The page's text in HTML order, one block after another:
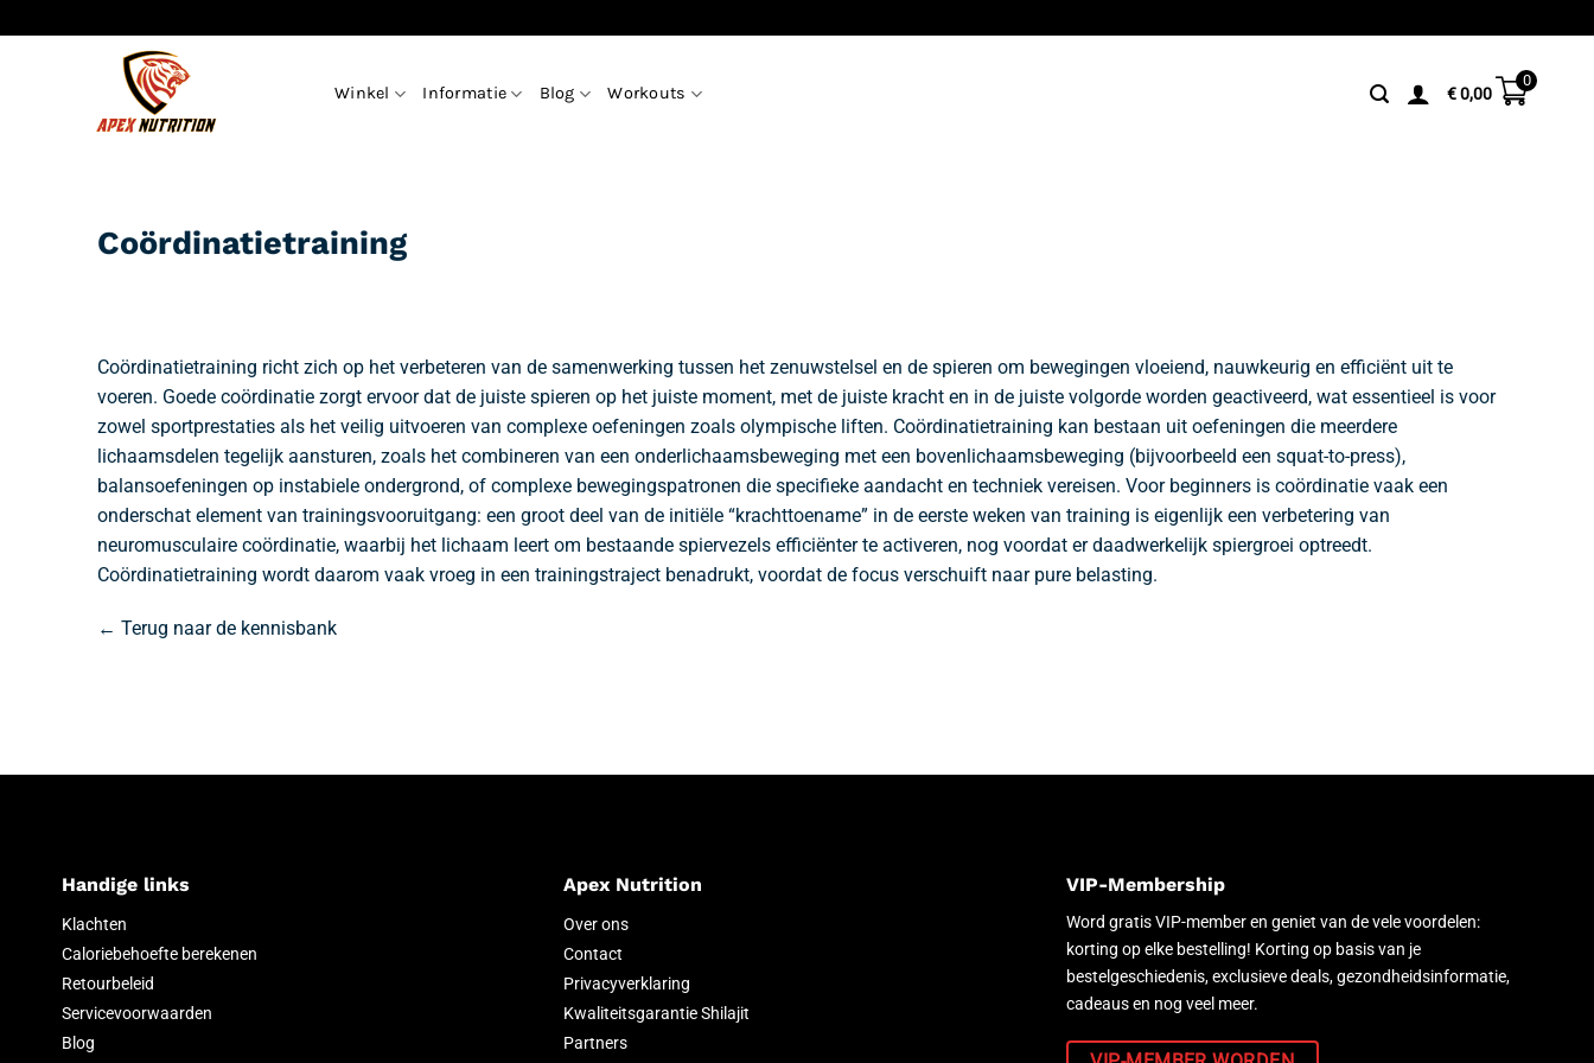
naar
Winkel Informatie Blog Workouts €0,00
0
Coördinatietraining
Coördinatietraining richt zich op het verbeteren van de samenwerking tussen het zenuwstelsel en de spieren om bewegingen vloeiend, nauwkeurig en efficiënt uit te
voeren. Goede coördinatie zorgt ervoor dat de juiste spieren op het juiste moment, met de juiste kracht en in de juiste volgorde worden geactiveerd, wat essentieel is voor
zowel sportprestaties als het veilig uitvoeren van complexe oefeningen zoals olympische liften. Coördinatietraining kan bestaan uit oefeningen die meerdere
lichaamsdelen tegelijk aansturen, zoals het combineren van een onderlichaamsbeweging met een bovenlichaamsbeweging (bijvoorbeeld een squat-to-press),
balansoefeningen op instabiele ondergrond, of complexe bewegingspatronen die specifieke aandacht en techniek vereisen. Voor beginners is coördinatie vaak een
onderschat element van trainingsvooruitgang: een groot deel van de initiële “krachttoename” in de eerste weken van training is eigenlijk een verbetering van
neuromusculaire coördinatie, waarbij het lichaam leert om bestaande spiervezels efficiënter te activeren, nog voordat er daadwerkelijk spiergroei optreedt.
Coördinatietraining wordt daarom vaak vroeg in een trainingstraject benadrukt, voordat de focus verschuift naar pure belasting.
← Terug naar de kennisbank
Handige links
Klachten
Caloriebehoefte berekenen
Retourbeleid
Servicevoorwaarden
Blog
Apex Nutrition
Over ons
Contact
Privacyverklaring
Kwaliteitsgarantie Shilajit
Partners
VIP-Membership
Word gratis VIP-member en geniet van de vele voordelen:
korting op elke bestelling! Korting op basis van je
bestelgeschiedenis, exclusieve deals, gezondheidsinformatie,
cadeaus en nog veel meer.